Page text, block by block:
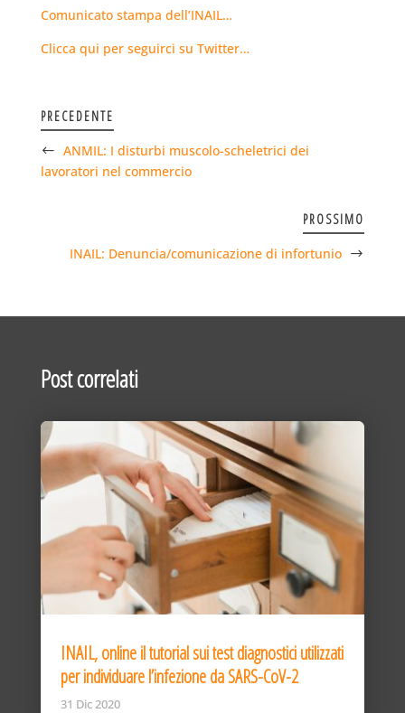
Comunicato stampa dell’INAIL…
Clicca qui per seguirci su Twitter…
PRECEDENTE
ANMIL: I disturbi muscolo-scheletrici dei
lavoratori nel commercio
PROSSIMO
INAIL: Denuncia/comunicazione di infortunio
Post correlati
INAIL, online il tutorial sui test diagnostici utilizzati
per individuare l’infezione da SARS-CoV-2
31 Dic 2020